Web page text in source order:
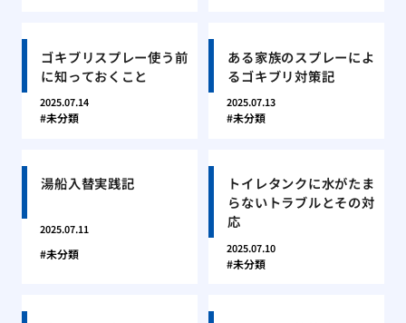
ゴキブリスプレー使う前
に知っておくこと
2025.07.14
未分類
ある家族のスプレーによ
るゴキブリ対策記
2025.07.13
未分類
湯船入替実践記
2025.07.11
未分類
トイレタンクに水がたま
らないトラブルとその対
応
2025.07.10
未分類